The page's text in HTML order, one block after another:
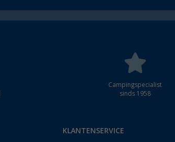
Campingspecialist
sinds 1958
KLANTENSERVICE